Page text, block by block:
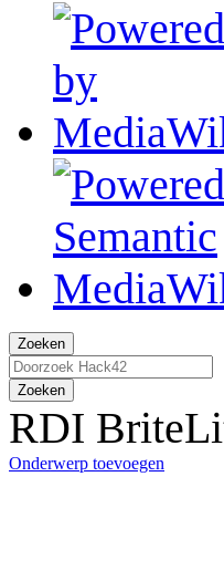
Zoeken
Zoeken
RDI
Onderwerp toevoegen